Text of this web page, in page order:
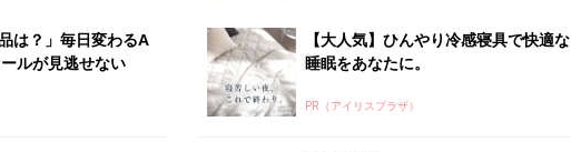
は？」毎日変わるA
ルが見逃せない
【大人気】ひんやり冷感寝具で快適な
睡眠をあなたに。
PR（アイリスプラザ）